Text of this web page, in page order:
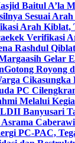
Baitul A’la
Sesuai
Arah Kiblat,
Verifikasi
Rashdul Qiblat
Gelar
Gotong Royong
Cikasungka
PC
Melalui
Banyusari
PC-PAC,